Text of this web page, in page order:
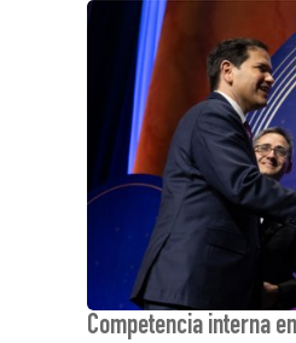
Competencia interna